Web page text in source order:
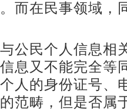
而在民事领域，
民个人信息相
息又不能完全等
人的身份证号、
范畴，但是否属